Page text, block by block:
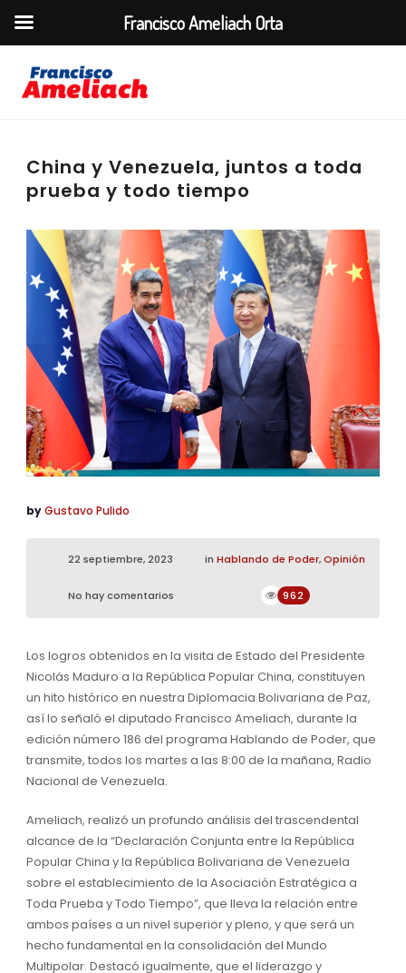
China y Venezuela, juntos a toda
prueba y todo tiempo
byGustavo Pulido
22 septiembre, 2023 in Hablando de Poder,Opinión
No hay comentarios 962
Los logros obtenidos en la visita de Estado del Presidente
Nicolás Maduro a la República Popular China, constituyen
un hito histórico en nuestra Diplomacia Bolivariana de Paz,
así lo señaló el diputado Francisco Ameliach, durante la
edición número 186 del programa Hablando de Poder, que
transmite, todos los martes a las 8:00 de la mañana, Radio
Nacional de Venezuela.
Ameliach, realizó un profundo análisis del trascendental
alcance de la “Declaración Conjunta entre la República
Popular China y la República Bolivariana de Venezuela
sobre el establecimiento de la Asociación Estratégica a
Toda Prueba y Todo Tiempo”, que lleva la relación entre
ambos países a un nivel superior y pleno, y que será un
hecho fundamental en la consolidación del Mundo
Multipolar. Destacó igualmente, que el liderazgo y
Francisco Ameliach Orta